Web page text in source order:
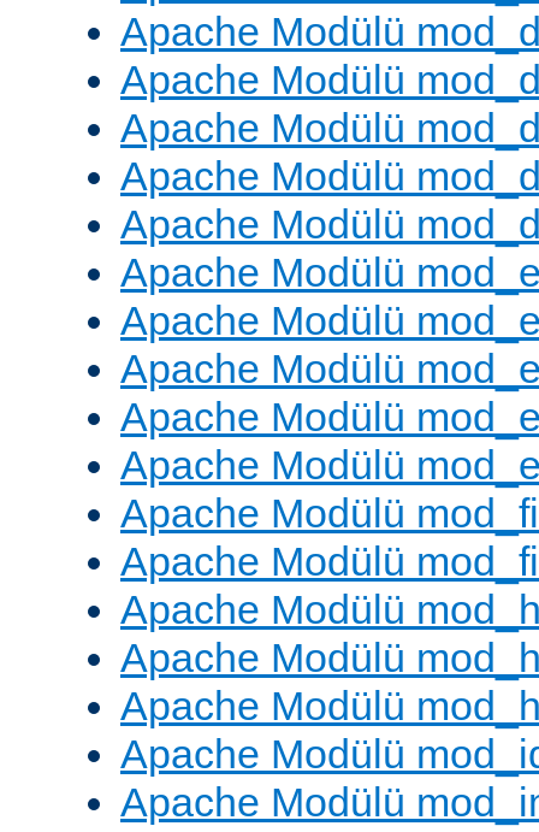
Apache Modülü
Apache Modülü
Apache Modülü
Apache Modülü
Apache Modülü
Apache Modülü
Apache Modülü
Apache Modülü
Apache Modülü
Apache Modülü
Apache Modülü
Apache Modülü
Apache Modülü
Apache Modülü
Apache Modülü
Apache Modülü
Apache Modülü